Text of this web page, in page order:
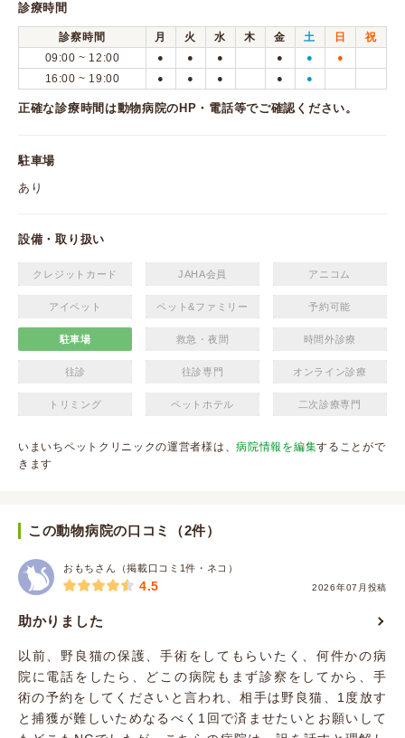
診療時間
診察時間 月 火 水 木 金 土 日
祝
09:00 ~ 12:00
● ● ● ● ● ●
16:00 ~ 19:00 ● ● ● ● ●
正確な診療時間は動物病院のHP・電話等でご確認ください。
駐車場
あり
設備・取り扱い
クレジットカード JAHA会員 アニコム
アイペット ペット&ファミリー 予約可能
駐車場 救急・夜間 時間外診療
往診 往診専門 オンライン診療
トリミング ペットホテル 二次診療専門
いまいちペットクリニックの運営者様は、病院情報を編集することがで
きます
この動物病院の口コミ（2件）
おもちさん（掲載口コミ1件・ネコ）
2026年07月投稿
4.5
助かりました
以前、野良猫の保護、手術をしてもらいたく、何件かの病
院に電話をしたら、どこの病院もまず診察をしてから、手
術の予約をしてくださいと言われ、相手は野良猫、1度放す
と捕獲が難しいためなるべく1回で済ませたいとお願いして